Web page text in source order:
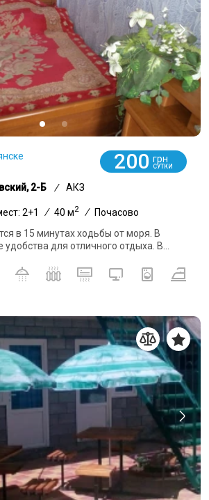
200 грн
СУТКИ
2-Б / АКЗ
2+1 / 40 м2 / Почасово
в 15 минутах ходьбы от моря. В
удобства для отличного отдыха. В...